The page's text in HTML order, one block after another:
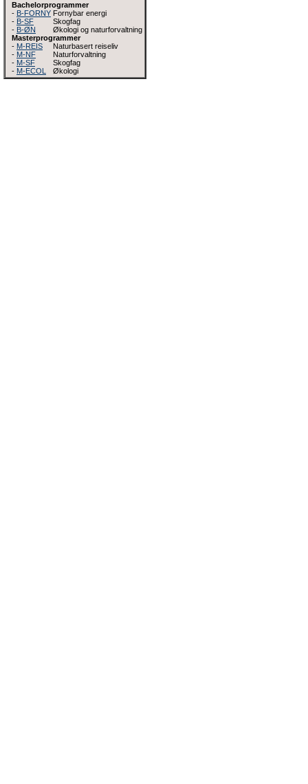
Bachelorprogrammer
- B-FORNY Fornybar energi
- B-SF
Skogfag
- B-ØN
Økologi og naturforvaltning
Masterprogrammer
- M-REIS
Naturbasert reiseliv
- M-NF
Naturforvaltning
- M-SF
Skogfag
- M-ECOL Økologi